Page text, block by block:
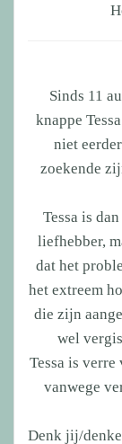
Sinds 11
knappe
niet
zoekende
Tessa is
liefhebber,
dat het
het extreem
die zijn
wel
Tessa is
vanwege
Denk jij/